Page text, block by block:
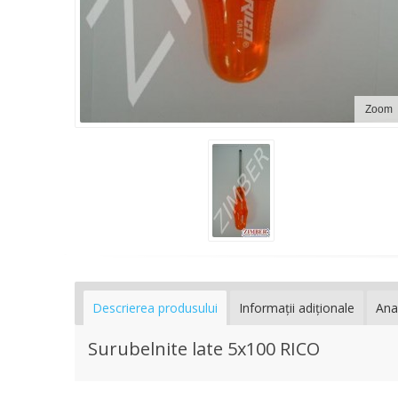
Zoom
Descrierea produsului Informaţii adiţionale
Surubelnite late 5х100 RICO